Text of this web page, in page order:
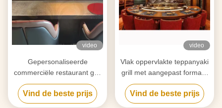
video
Gepersonaliseerde
commerciële restaurant grill
voor BBQ binnen koken
Vind de beste prijs
video
Vlak oppervlakte teppanyaki
grill met aangepast formaat
ontwerp
Vind de beste prijs